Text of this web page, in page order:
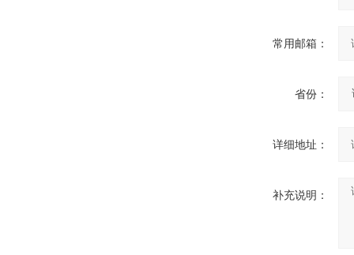
常用邮箱：
省份：
详细地址：
补充说明：